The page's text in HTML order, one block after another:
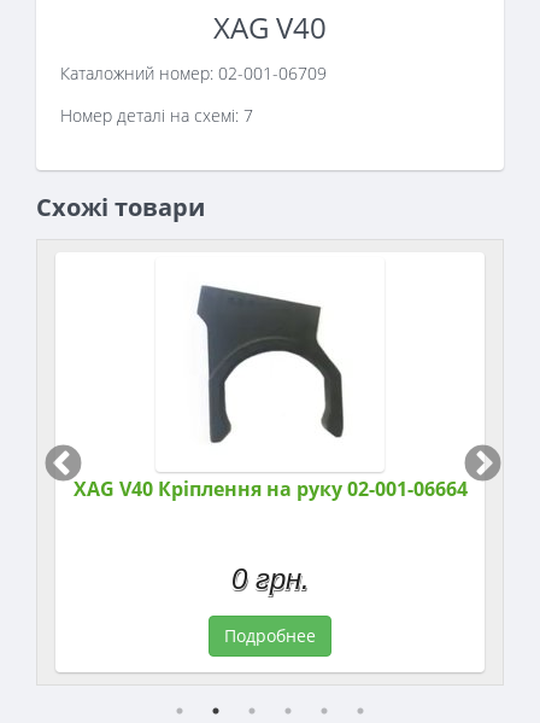
XAG V40
Каталожний номер: 02-001-06709
Номер деталі на схемі: 7
Схожі товари
XAG V40 Кріплення на руку 02-001-06664
0 грн.
Подробнее